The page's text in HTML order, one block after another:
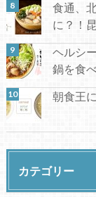
食通、
に？！
ヘルシ
鍋を食
朝食王
カテゴリー